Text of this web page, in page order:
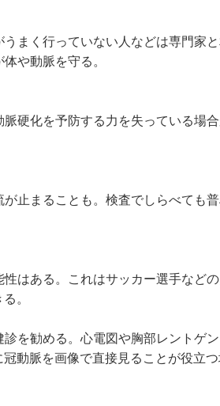
まく行っていない人などは専門家
や動脈を守る。
硬化を予防する力を失っている場合
止まることも。検査でしらべても
はある。これはサッカー選手など
。
を勧める。心電図や胸部レントゲ
動脈を画像で直接見ることが役立